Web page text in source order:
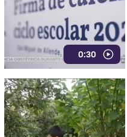
0:30